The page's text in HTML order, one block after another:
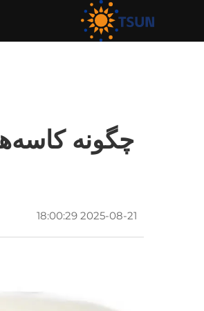
چگونه
2025-08-21 18:00:29